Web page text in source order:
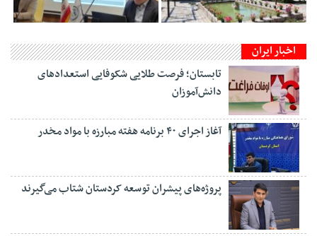
اخبار ایران
تابستان؛ فرصت طلایی شکوفایی استعدادهای
دانش‌آموزان
آغاز اجرای ۴۰ برنامه هفته مبارزه با مواد مخدر
پروژه‌های پیشران توسعه کردستان شتاب می‌گیرند